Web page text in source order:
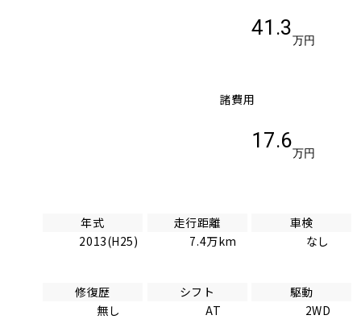
41.3
万円
諸費用
17.6
万円
年式
2013(H25)
走行距離
7.4万km
車検
なし
修復歴
無し
シフト
AT
駆動
2WD